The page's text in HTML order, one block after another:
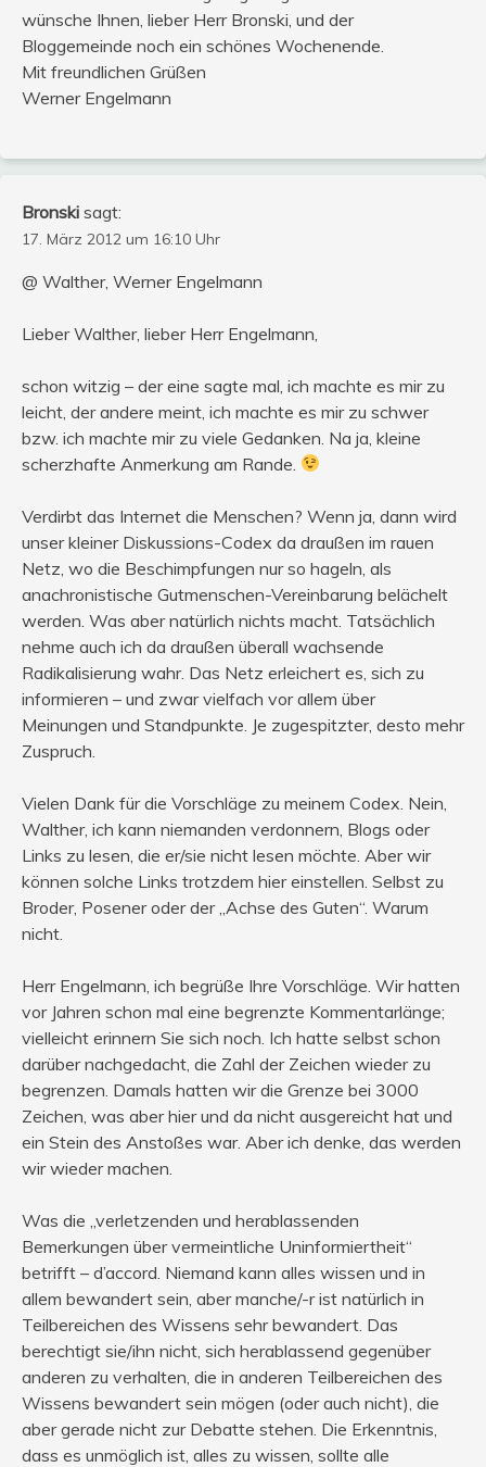
wünsche Ihnen, lieber Herr Bronski, und der
Bloggemeinde noch ein schönes Wochenende.
Mit freundlichen Grüßen
Werner Engelmann
Bronski sagt:
17. März 2012 um 16:10 Uhr
@ Walther, Werner Engelmann
Lieber Walther, lieber Herr Engelmann,
schon witzig – der eine sagte mal, ich machte es mir zu
leicht, der andere meint, ich machte es mir zu schwer
bzw. ich machte mir zu viele Gedanken. Na ja, kleine
scherzhafte Anmerkung am Rande.
Verdirbt das Internet die Menschen? Wenn ja, dann wird
unser kleiner Diskussions-Codex da draußen im rauen
Netz, wo die Beschimpfungen nur so hageln, als
anachronistische Gutmenschen-Vereinbarung belächelt
werden. Was aber natürlich nichts macht. Tatsächlich
nehme auch ich da draußen überall wachsende
Radikalisierung wahr. Das Netz erleichert es, sich zu
informieren – und zwar vielfach vor allem über
Meinungen und Standpunkte. Je zugespitzter, desto mehr
Zuspruch.
Vielen Dank für die Vorschläge zu meinem Codex. Nein,
Walther, ich kann niemanden verdonnern, Blogs oder
Links zu lesen, die er/sie nicht lesen möchte. Aber wir
können solche Links trotzdem hier einstellen. Selbst zu
Broder, Posener oder der „Achse des Guten“. Warum
nicht.
Herr Engelmann, ich begrüße Ihre Vorschläge. Wir hatten
vor Jahren schon mal eine begrenzte Kommentarlänge;
vielleicht erinnern Sie sich noch. Ich hatte selbst schon
darüber nachgedacht, die Zahl der Zeichen wieder zu
begrenzen. Damals hatten wir die Grenze bei 3000
Zeichen, was aber hier und da nicht ausgereicht hat und
ein Stein des Anstoßes war. Aber ich denke, das werden
wir wieder machen.
Was die „verletzenden und herablassenden
Bemerkungen über vermeintliche Uninformiertheit“
betrifft – d’accord. Niemand kann alles wissen und in
allem bewandert sein, aber manche/-r ist natürlich in
Teilbereichen des Wissens sehr bewandert. Das
berechtigt sie/ihn nicht, sich herablassend gegenüber
anderen zu verhalten, die in anderen Teilbereichen des
Wissens bewandert sein mögen (oder auch nicht), die
aber gerade nicht zur Debatte stehen. Die Erkenntnis,
dass es unmöglich ist, alles zu wissen, sollte alle